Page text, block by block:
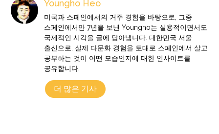
Youngho Heo
미국과 스페인에서의 거주 경험을 바탕으로, 그중
스페인에서만 7년을 보낸 Youngho는 실용적이면서도
국제적인 시각을 글에 담아냅니다. 대한민국 서울
출신으로, 실제 다문화 경험을 토대로 스페인에서 살고
공부하는 것이 어떤 모습인지에 대한 인사이트를
공유합니다.
더 많은 기사